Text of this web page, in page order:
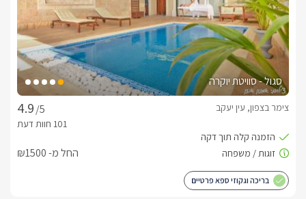
סגול - סוויטת יוקרה
/5
צימר בצפון, עין יעקב
החל מ- ₪1500
בריכה וגקוזי ספא פרטיים